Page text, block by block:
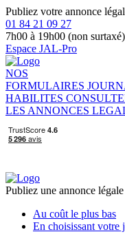
Publiez votre annonce
01 84 21 09 27
7h00 à 19h00 (non surtaxé)
Espace JAL-Pro
NOS
FORMULAIRES
HABILITES
LES ANNONCES
Publiez une annonce légale
Au coût le plus bas
En choisissant votre